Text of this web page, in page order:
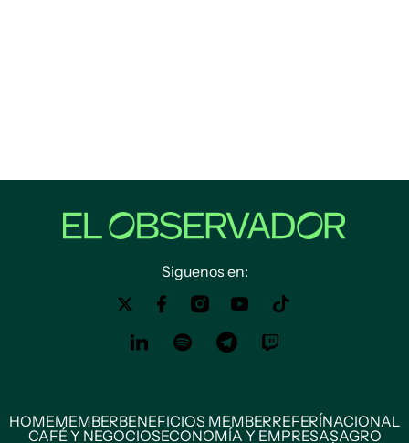
Siguenos en:
HOMEMEMBERBENEFICIOS MEMBERREFERÍNACIONAL
CAFÉ Y NEGOCIOSECONOMÍA Y EMPRESASAGRO